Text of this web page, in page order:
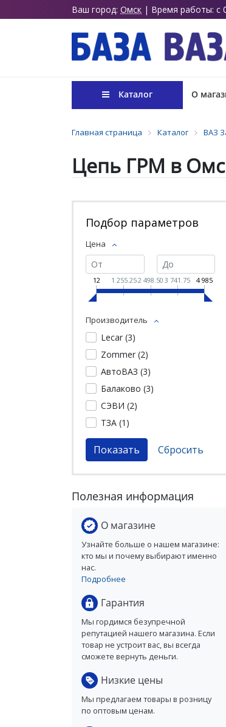
Ваш город: Омск | Время работы: с
Каталог О
Главная страница Каталог ВАЗ
Цепь ГРМ в
Подбор параметров
Цена
12 1 255.252 498.50 3 741.75 4 985
Производитель
Lecar (3)
Zommer (2)
АвтоВАЗ (3)
Балаково (3)
СЭВИ (2)
ТЗА (1 )
Полезная информация
О магазине
Узнайте больше о нашем магазине:
кто мы и почему выбирают именно
нас.
Подробнее
Гарантия
Мы гордимся безупречной
репутацией нашего магазина. Если
товар не устроит вас, вы всегда
сможете вернуть деньги.
Низкие цены
Мы предлагаем товары в розницу
по оптовым ценам.